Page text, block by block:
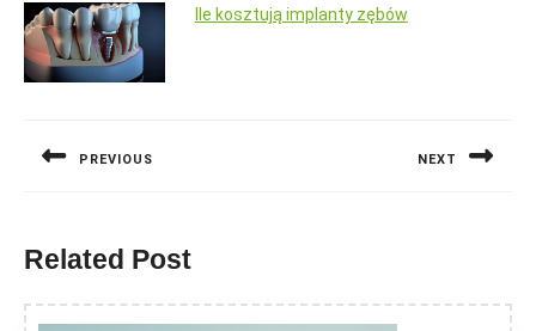
Ile kosztują implanty zębów
PREVIOUS NEXT
Related Post